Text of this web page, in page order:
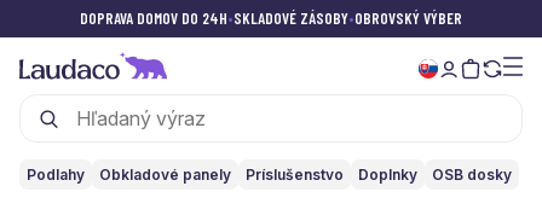
DOPRAVA DOMOV DO 24H•SKLADOVÉ ZÁSOBY•OBROVSKÝ VÝBER
Podlahy Obkladové panely Príslušenstvo Doplnky OSB dosky